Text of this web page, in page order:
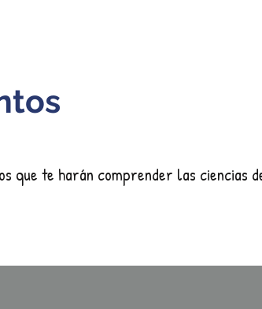
que te harán comprender las ciencias